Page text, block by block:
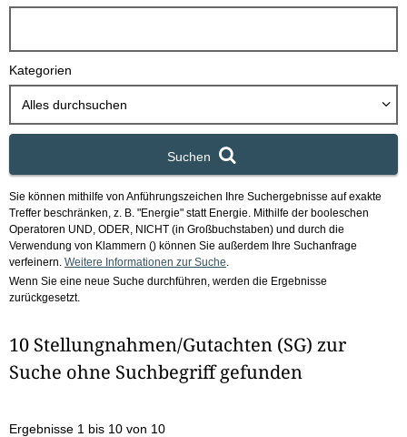
h
o
Kategorien
Alles durchsuchen
Suchen
Sie können mithilfe von Anführungszeichen Ihre Suchergebnisse auf exakte
Treffer beschränken, z. B. "Energie" statt Energie. Mithilfe der booleschen
Operatoren UND, ODER, NICHT (in Großbuchstaben) und durch die
Verwendung von Klammern () können Sie außerdem Ihre Suchanfrage
verfeinern. Weitere Informationen zur Suche
Wenn Sie eine neue Suche durchführen, werden die Ergebnisse
zurückgesetzt.
10 Stellungnahmen/Gutachten (SG) zur
Suche ohne Suchbegriff gefunden
Ergebnisse 1 bis 10 von 10